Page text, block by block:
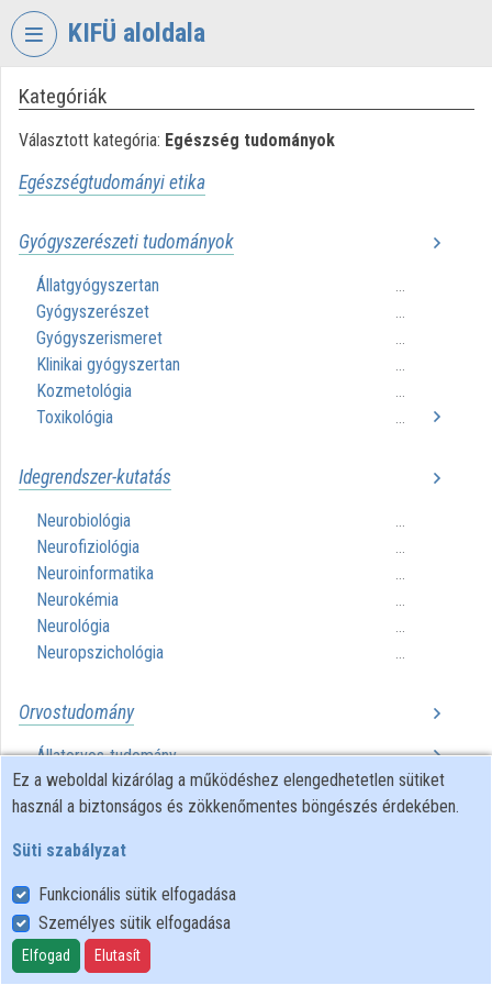
Fejléc kihagyása
KIFÜ aloldala
VIDEO
INFORMATIKAI
ÜGYNÖKSÉG
Intézményi kezdőlap
Bejelentkezés
Intézményi felfedezés
Kategóriák
Intézményi listák
Intézmények
Közreműködők
Kategóriák
Választott kategória: Egészség tudományok
Egészségtudományi etika
Gyógyszerészeti tudományok
Állatgyógyszertan
Gyógyszerészet
Gyógyszerismeret
Klinikai gyógyszertan
Kozmetológia
Toxikológia
Idegrendszer-kutatás
Neurobiológia
Neurofiziológia
Neuroinformatika
Neurokémia
Neurológia
Neuropszichológia
Orvostudomány
Állatorvos-tudomány ...
Humán orvostudomány ...
Felhasználói szabályzat
Adatkezelési tájékoztató
Süti szabályzat
Ez a weboldal kizárólag a működéshez elengedhetetlen sütiket
használ a biztonságos és zökkenőmentes böngészés érdekében.
Süti szabályzat
Funkcionális sütik elfogadása
Személyes sütik elfogadása
Elfogad Elutasít